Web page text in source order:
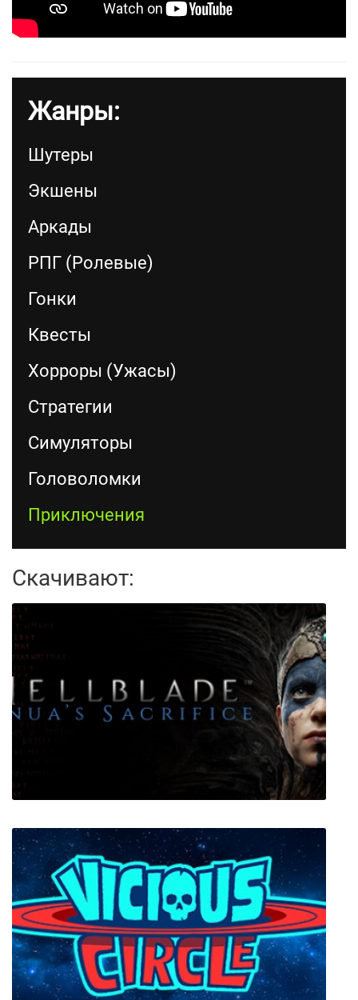
Жанры:
Шутеры
Экшены
Аркады
РПГ (Ролевые)
Гонки
Квесты
Хорроры (Ужасы)
Стратегии
Симуляторы
Головоломки
Приключения
Скачивают:
Hellblade: Senua's Sacrifice